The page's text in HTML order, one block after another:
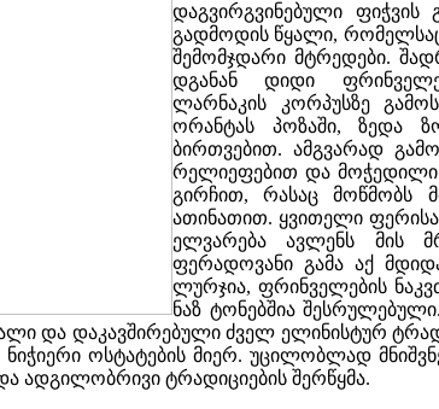
დაგვირგვინებული ფიჭვის
გადმოდის წყალი,
შემომჯდარი მტრედები.
დგანან დიდი
ლარნაკის კორპუსზე
ორანტას პოზაში, ზედა
ბირთვებით. ამგვარად
რელიეფებით და
გირჩით, რასაც მოწმობს
ათინათით. ყვითელი
ელვარება ავლენს მის
ფერადოვანი გამა აქ
ლურჯია, ფრინველების
ნაზ ტონებშია
და დაკავშირებული ძველ ელინისტურ
ოსტატების მიერ. უცილობლად
ადგილობრივი ტრადიციების შერწყმა.